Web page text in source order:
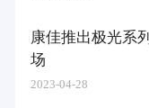
康佳推出极光系
场
2023-04-28